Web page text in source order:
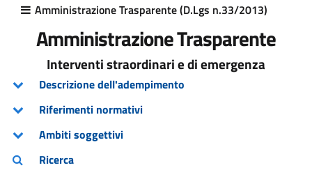
Amministrazione Trasparente (D.Lgs n.33/2013)
Amministrazione Trasparente
Interventi straordinari e di emergenza
Descrizione dell'adempimento
Riferimenti normativi
Ambiti soggettivi
Ricerca